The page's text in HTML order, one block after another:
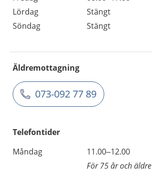
Lördag
Stängt
Söndag
Stängt
Äldremottagning
073-092 77 89
Telefontider
Måndag
11.00–12.00
För 75 år och äldre